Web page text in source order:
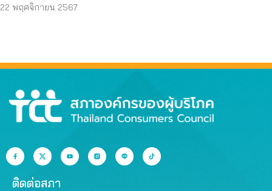
เปรียบ
22 พฤศจิกายน 2567
ติดต่อสภา